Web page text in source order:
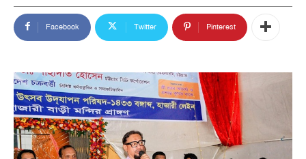
Facebook Twitter Pinterest